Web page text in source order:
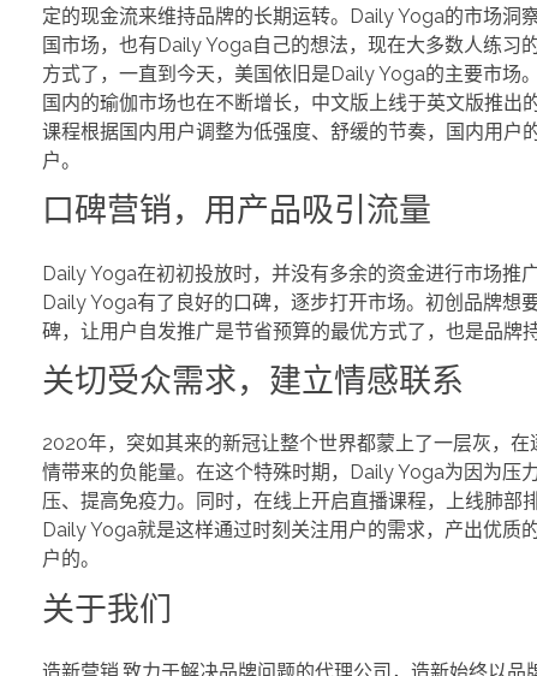
定的现金流来维持品牌的长期运转。Daily Yoga的市场洞
国市场，也有Daily Yoga自己的想法，现在大多数人练习
方式了，一直到今天，美国依旧是Daily Yoga的主要市场。
国内的瑜伽市场也在不断增长，中文版上线于英文版推
课程根据国内用户调整为低强度、舒缓的节奏，国内用
户。
口碑营销，用产品吸引流量
Daily Yoga在初初投放时，并没有多余的资金进行市场推
Daily Yoga有了良好的口碑，逐步打开市场。初创品牌想
碑，让用户自发推广是节省预算的最优方式了，也是品牌
关切受众需求，建立情感联系
2020年，突如其来的新冠让整个世界都蒙上了一层灰，
情带来的负能量。在这个特殊时期，Daily Yoga为因为压
压、提高免疫力。同时，在线上开启直播课程，上线肺部
Daily Yoga就是这样通过时刻关注用户的需求，产出优质
户的。
关于我们
造新营销,致力于解决品牌问题的代理公司，造新始终以